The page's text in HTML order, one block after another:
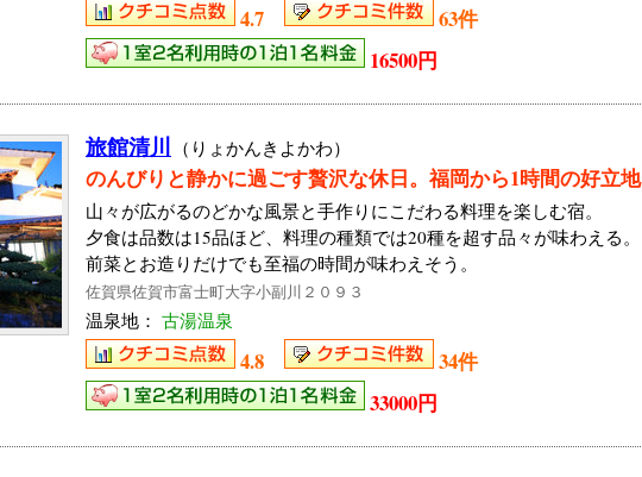
4.7
63件
16500円
旅館清川 （りょかんきよかわ）
のんびりと静かに過ごす贅沢な休日。福岡から1時間の好立地
山々が広がるのどかな風景と手作りにこだわる料理を楽しむ宿。
夕食は品数は15品ほど、料理の種類では20種を超す品々が味わえる。
前菜とお造りだけでも至福の時間が味わえそう。
佐賀県佐賀市富士町大字小副川２０９３
温泉地： 古湯温泉
4.8
34件
33000円